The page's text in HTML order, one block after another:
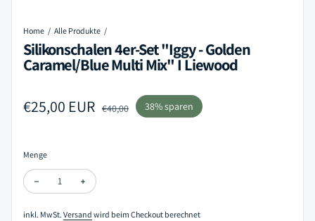
Home Alle Produkte
Silikonschalen 4er-Set "Iggy - Golden
Caramel/Blue Multi Mix" I Liewood
Verkaufspreis
€25,00 EUR
Regulärer Preis
€40,00 38% sparen
Menge
Menge verringern für Silikonschalen 4er-Set "Iggy - Golden
Menge erhöhen für Silikonschalen 4er-Set "Iggy -
inkl. MwSt. Versand wird beim Checkout berechnet